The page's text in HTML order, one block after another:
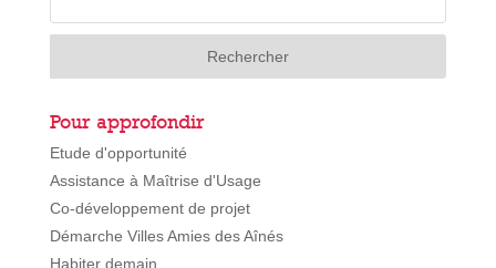
Pour approfondir
Etude d'opportunité
Assistance à Maîtrise d'Usage
Co-développement de projet
Démarche Villes Amies des Aînés
Habiter demain